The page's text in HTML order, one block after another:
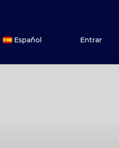
Español Entrar